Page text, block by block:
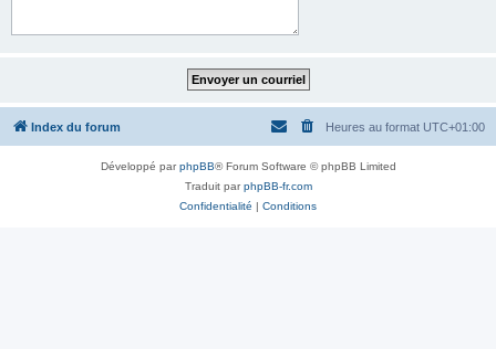
Index du forum Heures au format UTC+01:00
Développé parphpBB® Forum Software © phpBB Limited
Traduit parphpBB-fr.com
Confidentialité | Conditions